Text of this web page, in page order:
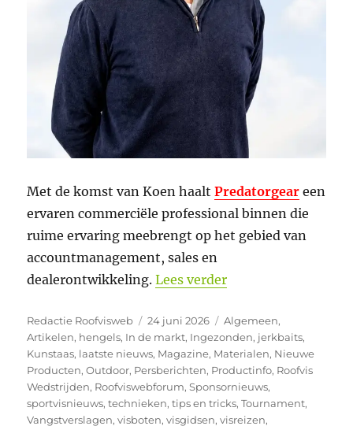
Met de komst van Koen haaltPredatorgear een
ervaren commerciële professional binnen die
ruime ervaring meebrengt op het gebied van
accountmanagement, sales en
dealerontwikkeling.Lees verder“Koen van Goor
Auteur
Redactie Roofvisweb
Geplaatst
op
24 juni 2026 Categorieën
Algemeen,
Artikelen, hengels, In de markt, Ingezonden, jerkbaits,
Kunstaas, laatste nieuws, Magazine, Materialen, Nieuwe
Producten,Outdoor, Persberichten, Productinfo, Roofvis
Wedstrijden, Roofviswebforum,Sponsornieuws,
sportvisnieuws,technieken,tips en tricks,Tournament,
Vangstverslagen,visboten,visgidsen,visreizen,